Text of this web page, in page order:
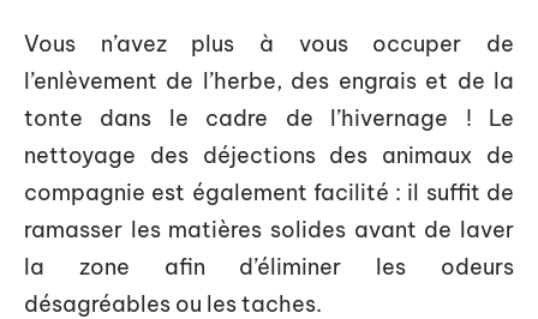
Vous n’avez plus à vous occuper de
l’enlèvement de l’herbe, des engrais et de la
tonte dans le cadre de l’hivernage ! Le
nettoyage des déjections des animaux de
compagnie est également facilité : il suffit de
ramasser les matières solides avant de laver
la zone afin d’éliminer les odeurs
désagréables ou les taches.